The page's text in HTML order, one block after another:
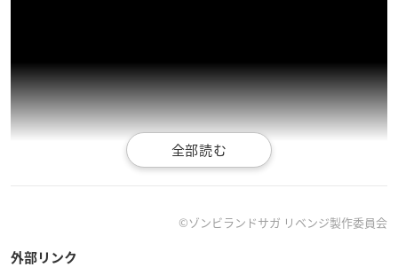
©ゾンビランドサガ リベンジ製作委員会
外部リンク